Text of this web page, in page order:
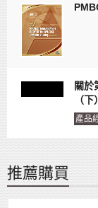
關於
（
產品
推薦購買